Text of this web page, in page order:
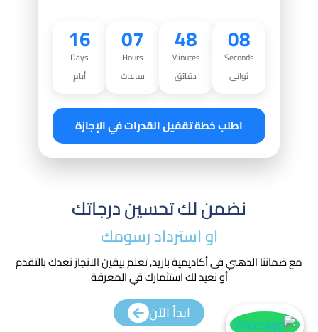
16
Days
أيام
07
Hours
ساعات
48
Minutes
دقائق
06
Seconds
ثواني
اطلب خطة تقفيل القدرات في الإجازة
نضمن لك تحسين درجاتك
او استرداد رسومك​
مع ضماننا الذهبي فى أكاديمية بازيد, تعلم بيقين الانجاز نعدك بالتقدم
أو نعيد لك استثمارك في المعرفة
ابدأ الآن